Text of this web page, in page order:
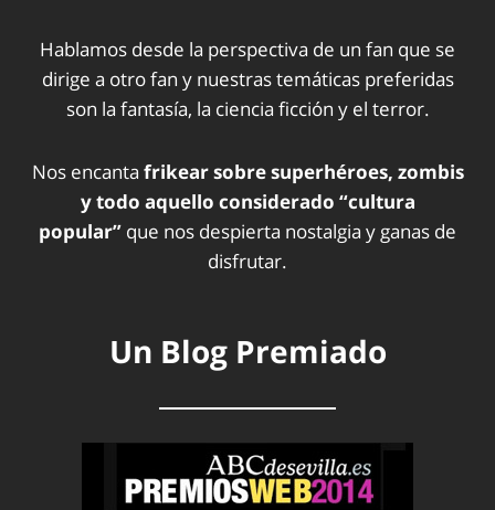
Hablamos desde la perspectiva de un fan que se
dirige a otro fan y nuestras temáticas preferidas
son la fantasía, la ciencia ficción y el terror.
Nos encanta frikear sobre superhéroes, zombis
y todo aquello considerado “cultura
popular” que nos despierta nostalgia y ganas de
disfrutar.
Un Blog Premiado